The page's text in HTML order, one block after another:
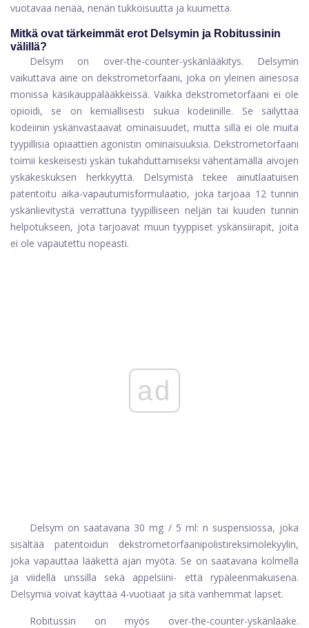
vuotavaa nenää, nenän tukkoisuutta ja kuumetta.
Mitkä ovat tärkeimmät erot Delsymin ja Robitussinin
välillä?
Delsym on over-the-counter-yskänlääkitys. Delsymin
vaikuttava aine on dekstrometorfaani, joka on yleinen ainesosa
monissa käsikauppalääkkeissä. Vaikka dekstrometorfaani ei ole
opioidi, se on kemiallisesti sukua kodeiinille. Se säilyttää
kodeiinin yskänvastaavat ominaisuudet, mutta sillä ei ole muita
tyypillisiä opiaattien agonistin ominaisuuksia. Dekstrometorfaani
toimii keskeisesti yskän tukahduttamiseksi vähentämällä aivojen
yskäkeskuksen herkkyyttä. Delsymistä tekee ainutlaatuisen
patentoitu aika-vapautumisformulaatio, joka tarjoaa 12 tunnin
yskänlievitystä verrattuna tyypilliseen neljän tai kuuden tunnin
helpotukseen, jota tarjoavat muun tyyppiset yskänsiirapit, joita
ei ole vapautettu nopeasti.
ad
Delsym on saatavana 30 mg / 5 ml: n suspensiossa, joka
sisältää patentoidun dekstrometorfaanipolistireksimolekyylin,
joka vapauttaa lääkettä ajan myötä. Se on saatavana kolmella
ja viidellä unssilla sekä appelsiini- että rypäleenmakuisena.
Delsymiä voivat käyttää 4-vuotiaat ja sitä vanhemmat lapset.
Robitussin on myös over-the-counter-yskänlääke.